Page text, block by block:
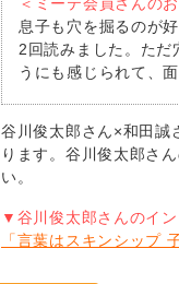
息子も穴を掘るのが
2回読みました。ただ
うにも感じられて、
谷川俊太郎さん×和田誠
ります。谷川俊太郎さ
い。
▼谷川俊太郎さんのイ
「言葉はスキンシップ